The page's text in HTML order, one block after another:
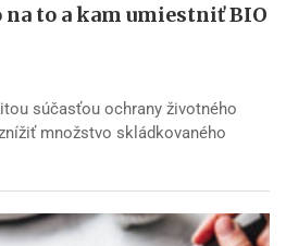
na to a kam umiestniť BIO
súčasťou ochrany životného
množstvo skládkovaného